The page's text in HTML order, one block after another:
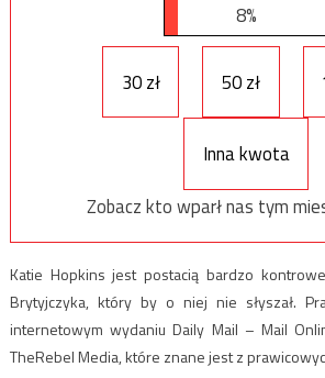
8%
30 zł 50 zł
Inna kwota
Zobacz kto wparł nas tym
Katie Hopkins jest postacią bardzo
Brytyjczyka, który by o niej nie słyszał.
internetowym wydaniu Daily Mail – Mail
TheRebel Media, które znane jest z